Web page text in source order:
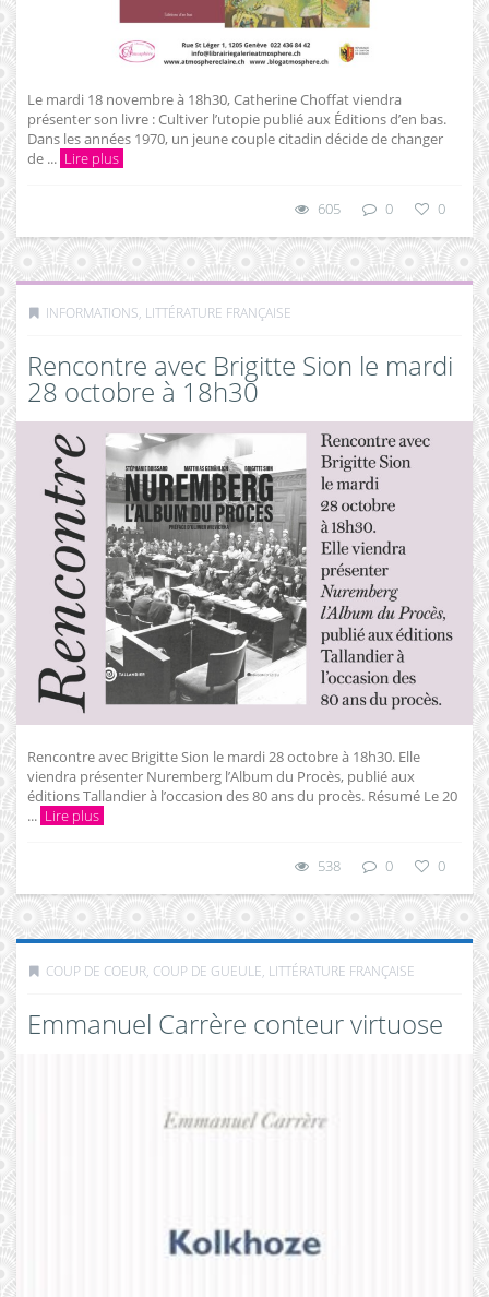
Le mardi 18 novembre à 18h30, Catherine Choffat viendra
présenter son livre : Cultiver l’utopie publié aux Éditions d’en bas.
Dans les années 1970, un jeune couple citadin décide de changer
de ... Lire plus
605 0 0
INFORMATIONS, LITTÉRATURE FRANÇAISE
Rencontre avec Brigitte Sion le mardi
28 octobre à 18h30
Rencontre avec Brigitte Sion le mardi 28 octobre à 18h30. Elle
viendra présenter Nuremberg l’Album du Procès, publié aux
éditions Tallandier à l’occasion des 80 ans du procès. Résumé Le 20
... Lire plus
538 0 0
COUP DE COEUR, COUP DE GUEULE, LITTÉRATURE FRANÇAISE
Emmanuel Carrère conteur virtuose